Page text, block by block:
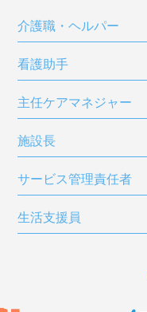
介護職・ヘルパー
看護助手
主任ケアマネジャー
施設長
サービス管理責任者
生活支援員